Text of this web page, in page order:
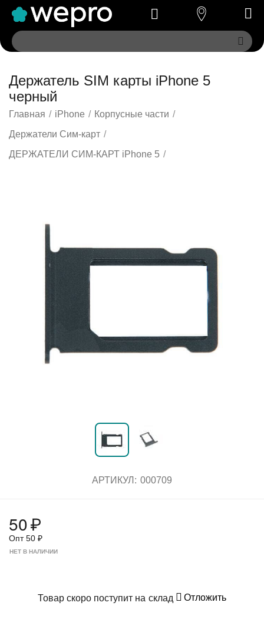
Держатель SIM карты iPhone 5
черный
Главная / iPhone / Корпусные части /
Держатели Сим-карт /
ДЕРЖАТЕЛИ СИМ-КАРТ iPhone 5 /
АРТИКУЛ: 000709
50₽
Опт50 ₽
НЕТ В НАЛИЧИИ
Товар скоро поступит на склад Отложить